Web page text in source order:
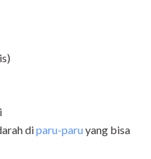
diparu-paruyang bisa